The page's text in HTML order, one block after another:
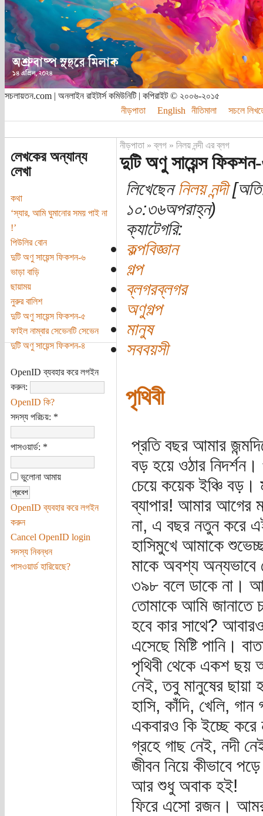
সচলায়তন.com | অনলাইন রাইটার্স কমিউনিটি | কপিরাইট © ২০০৬-২০১৫
নীড়পাতা
English নীতিমালা সচলে
লেখকের অন্যান্য
লেখা
কথা
‘স্যার, আমি ঘুমানোর সময় পাই না
!’
পিউলির বোন
দুটি অণু সায়েন্স ফিকশন-৬
ভাড়া বাড়ি
ছায়াময়
নুরুর বালিশ
দুটি অণু সায়েন্স ফিকশন-৫
ফাইল নাম্বার সেভেনটি সেভেন
দুটি অণু সায়েন্স ফিকশন-৪
OpenID ব্যবহার করে লগইন
করুন:
OpenID কি?
সদস্য পরিচয়: *
পাসওয়ার্ড: *
ভুলোনা আমায়
OpenID ব্যবহার করে লগইন
করুন
Cancel OpenID login
সদস্য নিবন্ধন
পাসওয়ার্ড হারিয়েছে?
নীড়পাতা»ব্লগ» নিলয় নন্দী এর ব্লগ
দুটি অণু সায়েন্স
লিখেছেননিলয় নন্দী
১০:৩৬অপরাহ্ন)
ক্যাটেগরি:
কল্পবিজ্ঞান
গল্প
ব্লগরব্লগর
অণুগল্প
মানুষ
সববয়সী
পৃথিবী
প্রতি বছর আমার
বড় হয়ে ওঠার
চেয়ে কয়েক ইঞ্চি বড়।
ব্যাপার! আমার আগের
না, এ বছর নতুন করে
হাসিমুখে আমাকে
মাকে অবশ্য
৩৯৮ বলে ডাকে না।
তোমাকে আমি জানাতে
হবে কার সাথে?
এসেছে মিষ্টি পানি।
পৃথিবী থেকে একশ ছয়
নেই, তবু মানুষের
হাসি, কাঁদি, খেলি, গান
একবারও কি ইচ্ছে করে
গ্রহে গাছ নেই, নদী
জীবন নিয়ে কীভাবে
আর শুধু অবাক হই!
ফিরে এসো রজন।